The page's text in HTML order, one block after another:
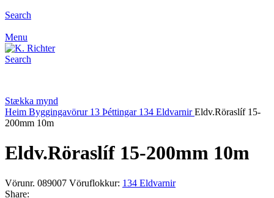
Search
Menu
Search
Stækka mynd
Heim Byggingavörur 13 Þéttingar 134 EldvarnirEldv.Röraslíf 15-
200mm 10m
Eldv.Röraslíf 15-200mm 10m
Vörunr. 089007 Vöruflokkur: 134 Eldvarnir
Share: